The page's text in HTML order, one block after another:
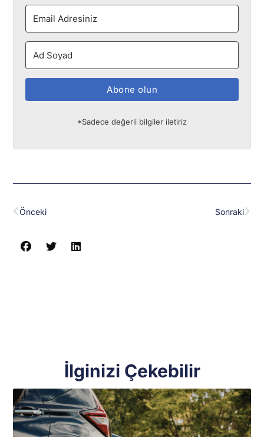
Abone olun
*Sadece değerli bilgiler iletiriz
Önceki Sonraki
İlginizi Çekebilir